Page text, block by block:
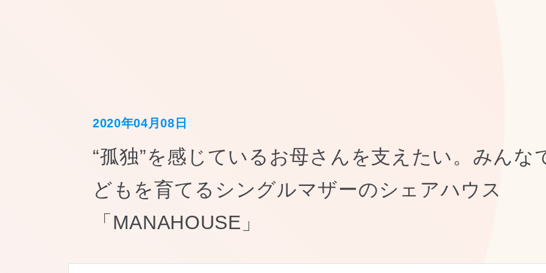
2020年04月08日
“孤独”を感じているお母さんを支えたい。みんな
どもを育てるシングルマザーのシェアハウス
「MANAHOUSE」